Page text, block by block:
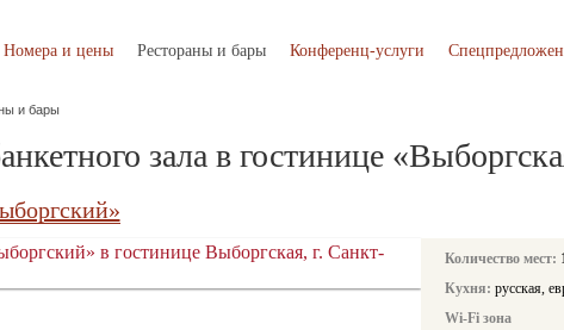
Номера и цены Рестораны и бары Конференц-услуги
и бары
зала в гостинице
Количество мест:
Кухня: русская,
Wi-Fi зона